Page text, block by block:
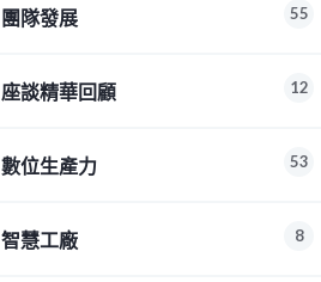
團隊發展 55
座談精華回顧 12
數位生產力 53
智慧工廠 8